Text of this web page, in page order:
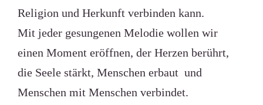
Religion und Herkunft verbinden kann.
Mit jeder gesungenen Melodie wollen wir
einen Moment eröffnen, der Herzen berührt,
die Seele stärkt, Menschen erbaut und
Menschen mit Menschen verbindet.